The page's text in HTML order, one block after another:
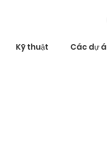
Kỹ thuật Các dự